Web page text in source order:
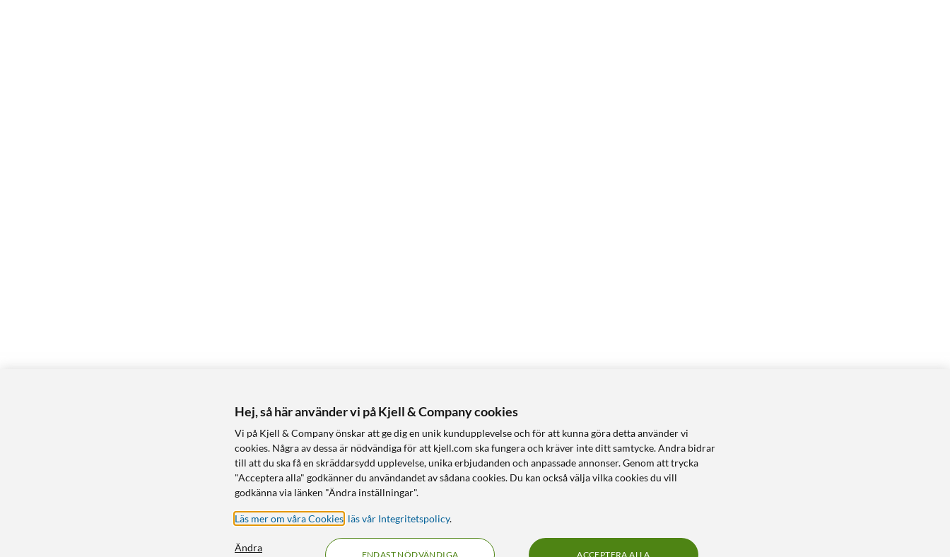
Hej, så här använder vi på Kjell & Company cookies
Vi på Kjell & Company önskar att ge dig en unik kundupplevelse och för att kunna göra detta använder vi
cookies. Några av dessa är nödvändiga för att kjell.com ska fungera och kräver inte ditt samtycke. Andra bidrar
till att du ska få en skräddarsydd upplevelse, unika erbjudanden och anpassade annonser. Genom att trycka
"Acceptera alla" godkänner du användandet av sådana cookies. Du kan också välja vilka cookies du vill
godkänna via länken "Ändra inställningar".
Läs mer om våra Cookies läs vår Integritetspolicy.
Ändra
ENDAST NÖDVÄNDIGA ACCEPTERA ALLA